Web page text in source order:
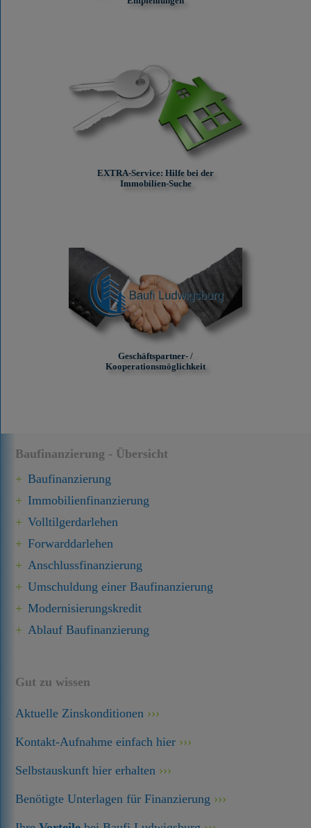
Baufinanzierung - Übersicht
Baufinanzierung
Immobilien­finanzierung
Volltilgerdarlehen
Forward­darlehen
Anschluss­finanzierung
Umschuldung einer Baufinanzierung
Modernisierungskredit
Ablauf Baufinanzierung
Gut zu wissen
Aktuelle Zinskonditionen
Kontakt-Aufnahme einfach hier
Selbstauskunft hier erhalten
Benötigte Unterlagen für Finanzierung
EXTRA-Service: Hilfe bei der
Immobilien-Suche
Geschäftspartner- /
Kooperationsmöglichkeit